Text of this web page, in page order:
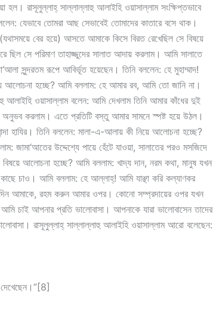
রাসূলুল্লাহ্ সাল্লাল্লাহু আলাইহি ওয়াসাল্লাম সংক্ষিপ্তভাবে
যেভাবে তোমরা আছ সেভাবেই তোমাদের কাতারে বসে থাক।
বের হয়ে) আসতে আমাকে কিসে বিরত রেখেছিল সে বিষয়ে
সে পরিমাণ তাহাজ্জুদের সালাত আদায় করলাম। আমি সালাতে
সুন্দরতম রূপে আবির্ভূত হয়েছেন। তিনি বললেন: হে মুহাম্মাদ!
আলোচনা হচ্ছে? আমি বললাম: হে আমার রব, আমি তো জানি না।
ওয়াসাল্লাম বলেন: আমি দেখলাম তিনি আমার কাঁধের দুই
অনুভব করলাম। এতে প্রতিটি বস্তু আমার সামনে স্পষ্ট হয়ে উঠল।
হাযির। তিনি বললেন: মালা-এ-আলায় কী নিয়ে আলোচনা হচ্ছে?
জামা‘আতের উদ্দেশ্যে পায়ে হেঁটে যাওয়া, সালাতের পরও মসজিদে
আলোচনা হচ্ছে? আমি বললাম: খাদ্য দান, নরম কথা, মানুষ যখন
চাও। আমি বললাম: হে আল্লাহ্! আমি যাঞ্ছা করি কল্যাণকর
দিন আমাকে, রহম করুন আমার ওপর। কোনো সম্প্রদায়ের ওপর যখন
চাই আপনার প্রতি ভালোবাসা। আপনাকে যারা ভালোবাসেন তাদের
রাসূলুল্লাহ্ সাল্লাল্লাহু আলাইহি ওয়াসাল্লাম আরো বলেছেন:
দেখেছেন।”[8]